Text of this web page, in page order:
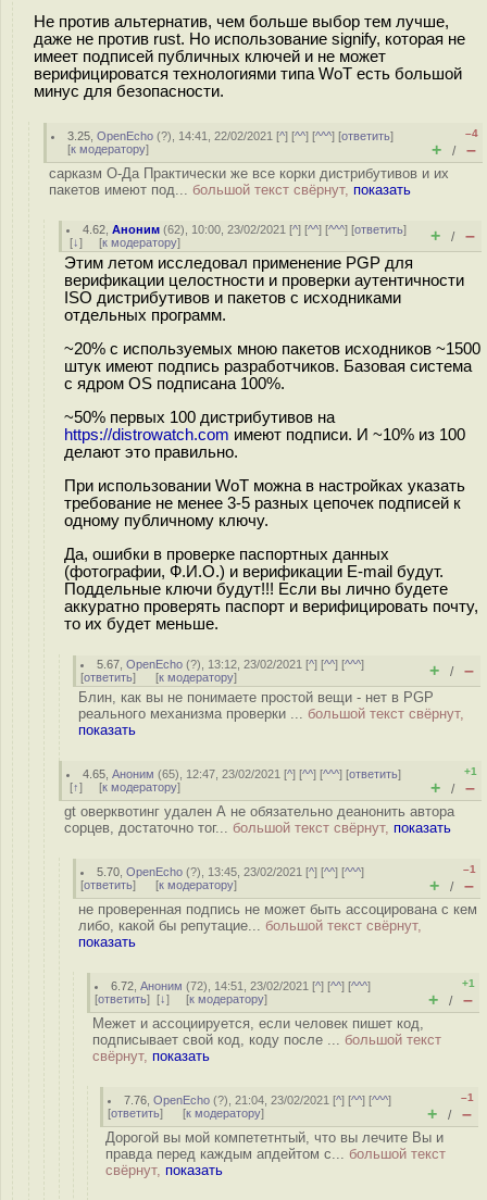
Не против альтернатив, чем больше выбор тем лучше,
даже не против rust. Но использование signify, которая не
имеет подписей публичных ключей и не может
верифицироватся технологиями типа WoT есть большой
минус для безопасности.
3.25 ,OpenEcho (?), 14:41, 22/02/2021 [^] [^^] [^^^] [ответить]
[к модератору]
–4
+ / –
сарказм О-Да Практически же все коpки дистрибутивов и их
пакетов имеют под... большой текст свёрнут, показать
4.62 ,Аноним (62), 10:00, 23/02/2021 [^] [^^] [^^^] [ответить]
[↓] [к модератору] + / –
Этим летом исследовал применение PGP для
верификации целостности и проверки аутентичности
ISO дистрибутивов и пакетов с исходниками
отдельных программ.
~20% с используемых мною пакетов исходников ~1500
штук имеют подпись разработчиков. Базовая система
с ядром OS подписана 100%.
~50% первых 100 дистрибутивов на
https://distrowatch.com имеют подписи. И ~10% из 100
делают это правильно.
При использовании WoT можна в настройках указать
требование не менее 3-5 разных цепочек подписей к
одному публичному ключу.
Да, ошибки в проверке паспортных данных
(фотографии, Ф.И.О.) и верификации E-mail будут.
Поддельные ключи будут!!! Если вы лично будете
аккуратно проверять паспорт и верифицировать почту,
то их будет меньше.
5.67 ,OpenEcho (?), 13:12, 23/02/2021 [^] [^^] [^^^]
[ответить] [к модератору] + / –
Блин, как вы не понимаете простой вещи - нет в PGP
реального механизма проверки ... большой текст свёрнут,
показать
4.65 ,Аноним (65), 12:47, 23/02/2021 [^] [^^] [^^^] [ответить]
[↑] [к модератору]
+1
+ / –
gt оверквотинг удален А не обязательно деанонить автора
сорцев, достаточно тог... большой текст свёрнут, показать
5.70 ,OpenEcho (?), 13:45, 23/02/2021 [^] [^^] [^^^]
[ответить] [к модератору]
–1
+ / –
не проверенная подпись не может быть ассоцирована с кем
либо, какой бы репутацие... большой текст свёрнут,
показать
6.72 ,Аноним (72), 14:51, 23/02/2021 [^] [^^] [^^^]
[ответить] [↓] [к модератору]
+1
+ / –
Межет и ассоциируется, если человек пишет код,
подписывает свой код, коду после ... большой текст
свёрнут, показать
7.76 ,OpenEcho (?), 21:04, 23/02/2021 [^] [^^] [^^^]
[ответить] [к модератору]
–1
+ / –
Дорогой вы мой компететнтый, что вы лечите Вы и
правда перед каждым апдейтом с... большой текст
свёрнут, показать